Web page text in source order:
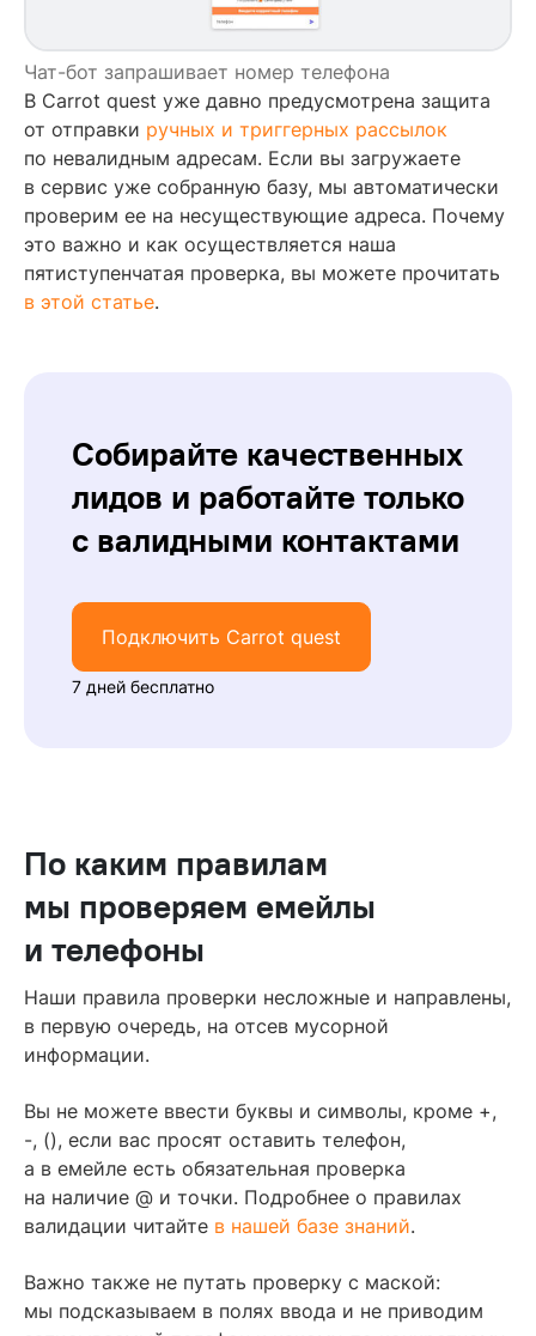
Чат-бот запрашивает номер телефона
В Carrot quest уже давно предусмотрена защита
от отправки ручных и триггерных рассылок
по невалидным адресам. Если вы загружаете
в сервис уже собранную базу, мы автоматически
проверим ее на несуществующие адреса. Почему
это важно и как осуществляется наша
пятиступенчатая проверка, вы можете прочитать
в этой статье.
Собирайте качественных
лидов и работайте только
с валидными контактами
Подключить Carrot quest
7 дней бесплатно
По каким правилам
мы проверяем емейлы
и телефоны
Наши правила проверки несложные и направлены,
в первую очередь, на отсев мусорной
информации.
Вы не можете ввести буквы и символы, кроме +,
-, (), если вас просят оставить телефон,
а в емейле есть обязательная проверка
на наличие @ и точки. Подробнее о правилах
валидации читайте в нашей базе знаний.
Важно также не путать проверку с маской:
мы подсказываем в полях ввода и не приводим